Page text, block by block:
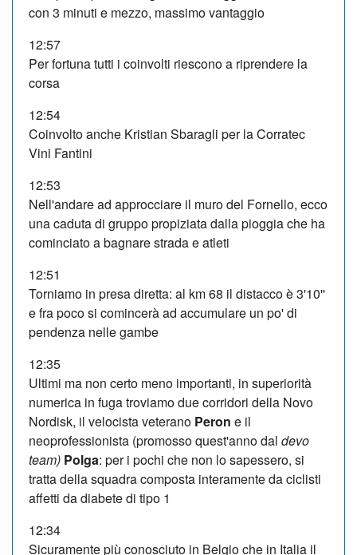
con 3 minuti e mezzo, massimo vantaggio
12:57
Per fortuna tutti i coinvolti riescono a riprendere la
corsa
12:54
Coinvolto anche Kristian Sbaragli per la Corratec
Vini Fantini
12:53
Nell'andare ad approcciare il muro del Fornello, ecco
una caduta di gruppo propiziata dalla pioggia che ha
cominciato a bagnare strada e atleti
12:51
Torniamo in presa diretta: al km 68 il distacco è 3'10''
e fra poco si comincerà ad accumulare un po' di
pendenza nelle gambe
12:35
Ultimi ma non certo meno importanti, in superiorità
numerica in fuga troviamo due corridori della Novo
Nordisk, il velocista veterano Peron e il
neoprofessionista (promosso quest'anno dal devo
team) Polga: per i pochi che non lo sapessero, si
tratta della squadra composta interamente da ciclisti
affetti da diabete di tipo 1
12:34
Sicuramente più conosciuto in Belgio che in Italia il